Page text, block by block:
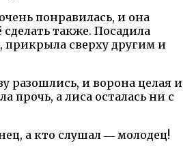
понравилась, и она
также. Посадила
прикрыла сверху другим и
разошлись, и ворона целая и
прочь, а лиса осталась ни с
а кто слушал ― молодец!